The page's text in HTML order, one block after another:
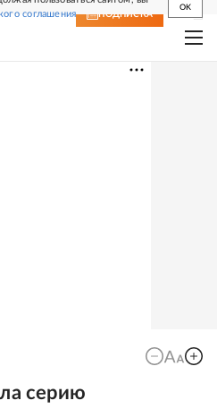
соглашения
OK
ПОДПИСКА
серию